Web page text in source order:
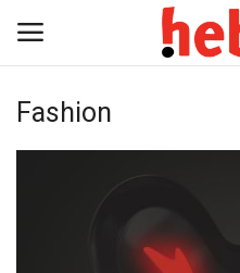
Home
Fashion